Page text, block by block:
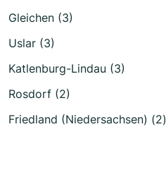
Gleichen (3)
Uslar (3)
Katlenburg-Lindau (3)
Rosdorf (2)
Friedland (Niedersachsen) (2)